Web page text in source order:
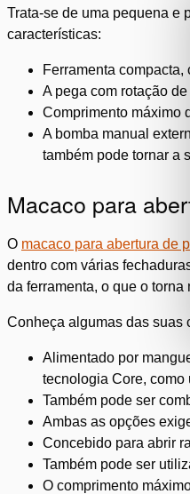
Trata-se de uma pequena e
características:
Ferramenta compacta,
A pega com rotação
Comprimento máximo
A bomba manual
também pode tornar a
Macaco para
O macaco para abertura de
dentro com várias
da ferramenta, o que o torna
Conheça algumas das suas
Alimentado por
tecnologia Core, como
Também pode ser
Ambas as opções
Concebido para abrir
Também pode ser
O comprimento